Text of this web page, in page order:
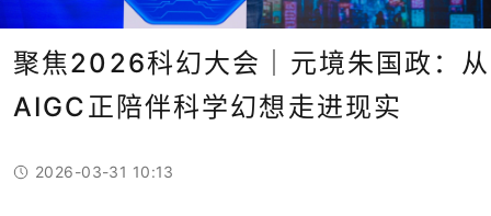
聚焦2026科幻大会｜元境朱国政：
AIGC正陪伴科学幻想走进现实
2026-03-31 10:13